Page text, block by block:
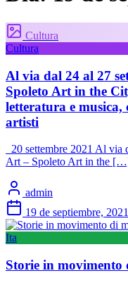
Cultura
Cultura
Al via dal 24 al 27
Spoleto Art in the
letteratura e musica,
artisti
20 settembre 2021 Al via
Art – Spoleto Art in the
admin
19 de septiembre, 2021
Ita
Storie in movimento